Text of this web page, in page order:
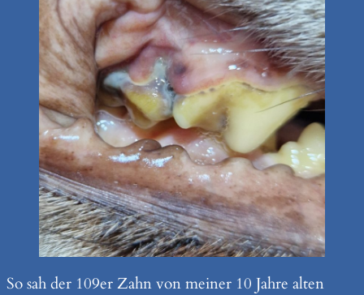
So sah der 109er Zahn von meiner 10 Jahre alten